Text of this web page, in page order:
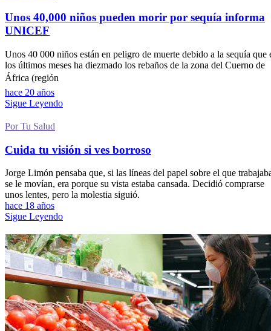
Unos 40,000 niños pueden morir por sequía informa
UNICEF
Unos 40 000 niños están en peligro de muerte debido a la sequía que
los últimos meses ha diezmado los rebaños de la zona del Cuerno de
África (región
hace 20 años
Sigue Leyendo
Por Tu Salud
Cuida tu visión si ves borroso
Jorge Limón pensaba que, si las líneas del papel sobre el que
se le movían, era porque su vista estaba cansada. Decidió comprarse
unos lentes, pero la molestia siguió.
hace 18 años
Sigue Leyendo